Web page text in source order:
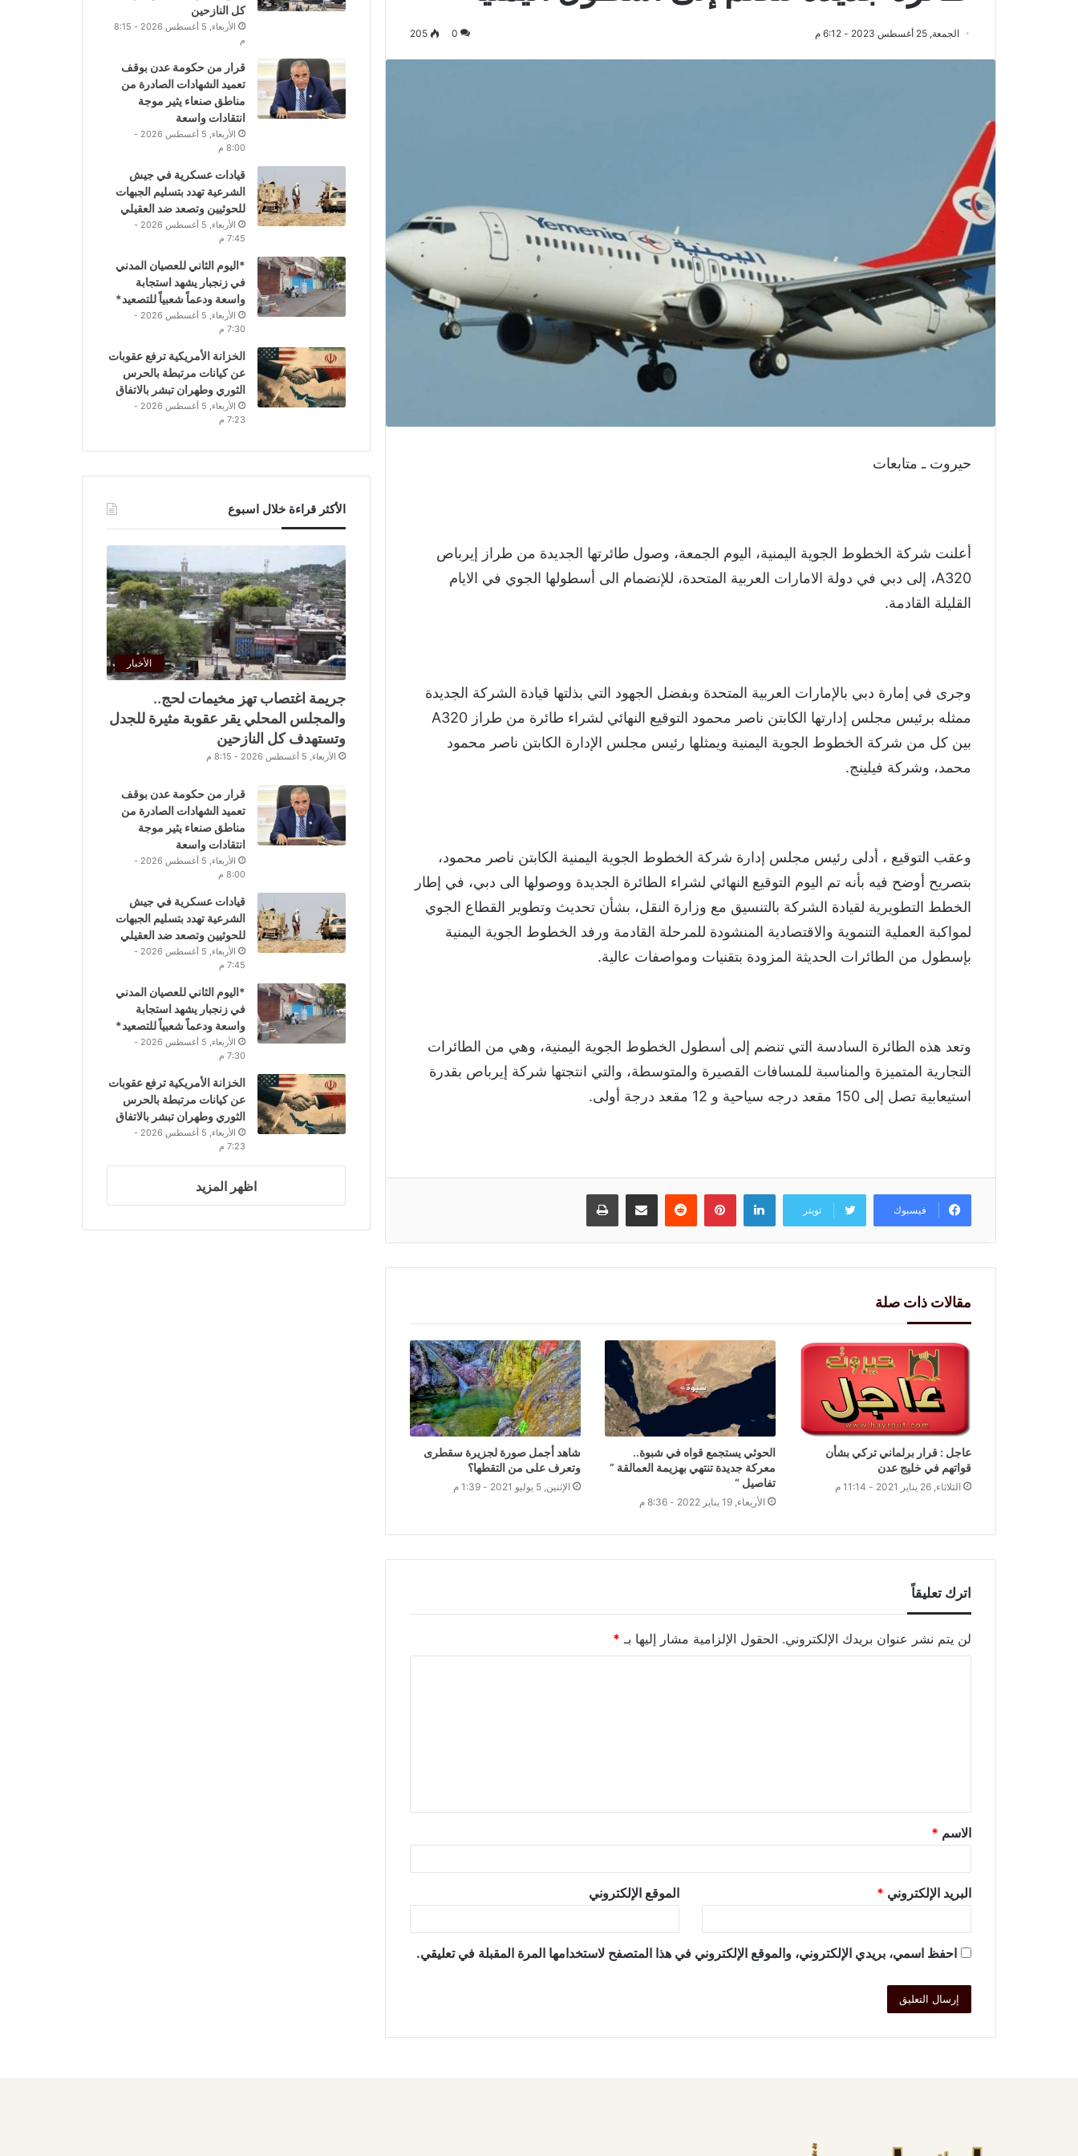
الجمعة, 25 أغسطس 2023 - 6:12 م 0
205
حيروت ـ متابعات
أعلنت شركة الخطوط الجوية اليمنية، اليوم الجمعة، وصول طائرتها الجديدة من طراز إيرباص
A320، إلى دبي في دولة الامارات العربية المتحدة، للإنضمام الى أسطولها الجوي في الايام
القليلة القادمة.
وجرى في إمارة دبي بالإمارات العربية المتحدة وبفضل الجهود التي بذلتها قيادة الشركة الجديدة
ممثله برئيس مجلس إدارتها الكابتن ناصر محمود التوقيع النهائي لشراء طائرة من طراز A320
بين كل من شركة الخطوط الجوية اليمنية ويمثلها رئيس مجلس الإدارة الكابتن ناصر محمود
محمد، وشركة فيلينج.
وعقب التوقيع ، أدلى رئيس مجلس إدارة شركة الخطوط الجوية اليمنية الكابتن ناصر محمود،
بتصريح أوضح فيه بأنه تم اليوم التوقيع النهائي لشراء الطائرة الجديدة ووصولها الى دبي، في إطار
الخطط التطويرية لقيادة الشركة بالتنسيق مع وزارة النقل، بشأن تحديث وتطوير القطاع الجوي
لمواكبة العملية التنموية والاقتصادية المنشودة للمرحلة القادمة ورفد الخطوط الجوية اليمنية
بإسطول من الطائرات الحديثة المزودة بتقنيات ومواصفات عالية.
وتعد هذه الطائرة السادسة التي تنضم إلى أسطول الخطوط الجوية اليمنية، وهي من الطائرات
التجارية المتميزة والمناسبة للمسافات القصيرة والمتوسطة، والتي انتجتها شركة إيرباص بقدرة
استيعابية تصل إلى 150 مقعد درجه سياحية و 12 مقعد درجة أولى.
فيسبوك تويتر
لينكدإنبينتيريست
‏Reddit مشاركة عبر البريد طباعة
مقالات ذات صلة
عاجل : قرار برلماني تركي بشأن
قواتهم في خليج عدن
الثلاثاء, 26 يناير 2021 - 11:14 م
الحوثي يستجمع قواه في شبوة..
معركة جديدة تنتهي بهزيمة العمالقة ”
تفاصيل “
الأربعاء, 19 يناير 2022 - 8:36 م
شاهد أجمل صورة لجزيرة سقطرى
وتعرف على من التقطها؟
الإثنين, 5 يوليو 2021 - 1:39 م
اترك تعليقاً
لن يتم نشر عنوان بريدك الإلكتروني. الحقول الإلزامية مشار إليها بـ *
الاسم *
البريد الإلكتروني * الموقع الإلكتروني
احفظ اسمي، بريدي الإلكتروني، والموقع الإلكتروني في هذا المتصفح لاستخدامها المرة المقبلة في تعليقي.
كل النازحين
الأربعاء, 5 أغسطس 2026 - 8:15
م
قرار من حكومة عدن بوقف
تعميد الشهادات الصادرة من
مناطق صنعاء يثير موجة
انتقادات واسعة
الأربعاء, 5 أغسطس 2026 -
8:00 م
قيادات عسكرية في جيش
الشرعية تهدد بتسليم الجبهات
للحوثيين وتصعد ضد العقيلي
الأربعاء, 5 أغسطس 2026 -
7:45 م
*اليوم الثاني للعصيان المدني
في زنجبار يشهد استجابة
واسعة ودعماً شعبياً للتصعيد*
الأربعاء, 5 أغسطس 2026 -
7:30 م
الخزانة الأمريكية ترفع عقوبات
عن كيانات مرتبطة بالحرس
الثوري وطهران تبشر بالاتفاق
الأربعاء, 5 أغسطس 2026 -
7:23 م
الأكثر قراءة خلال اسبوع
الأخبار
جريمة اغتصاب تهز مخيمات لحج..
والمجلس المحلي يقر عقوبة مثيرة للجدل
وتستهدف كل النازحين
الأربعاء, 5 أغسطس 2026 - 8:15 م
قرار من حكومة عدن بوقف
تعميد الشهادات الصادرة من
مناطق صنعاء يثير موجة
انتقادات واسعة
الأربعاء, 5 أغسطس 2026 -
8:00 م
قيادات عسكرية في جيش
الشرعية تهدد بتسليم الجبهات
للحوثيين وتصعد ضد العقيلي
الأربعاء, 5 أغسطس 2026 -
7:45 م
*اليوم الثاني للعصيان المدني
في زنجبار يشهد استجابة
واسعة ودعماً شعبياً للتصعيد*
الأربعاء, 5 أغسطس 2026 -
7:30 م
الخزانة الأمريكية ترفع عقوبات
عن كيانات مرتبطة بالحرس
الثوري وطهران تبشر بالاتفاق
الأربعاء, 5 أغسطس 2026 -
7:23 م
اظهر المزيد